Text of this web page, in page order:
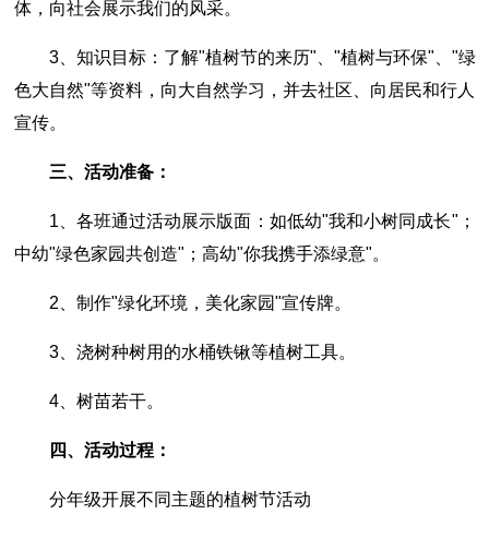
体，向社会展示我们的风采。
3、知识目标：了解"植树节的来历"、"植树与环保"、"绿
色大自然"等资料，向大自然学习，并去社区、向居民和行人
宣传。
三、活动准备：
1、各班通过活动展示版面：如低幼"我和小树同成长"；
中幼"绿色家园共创造"；高幼"你我携手添绿意"。
2、制作"绿化环境，美化家园"宣传牌。
3、浇树种树用的水桶铁锹等植树工具。
4、树苗若干。
四、活动过程：
分年级开展不同主题的植树节活动